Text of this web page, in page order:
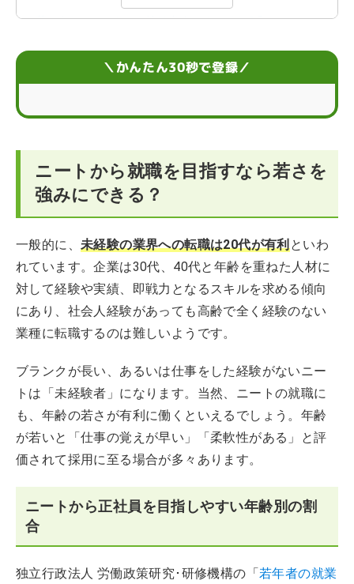
若いうちにニートから抜け出すためにできる3つのこと
＼かんたん30秒で登録／
ニートから就職を目指すなら若さを
強みにできる？
一般的に、 未経験の業界への転職は20代が有利といわ
れています。企業は30代、40代と年齢を重ねた人材に
対して経験や実績、即戦力となるスキルを求める傾向
にあり、社会人経験があっても高齢で全く経験のない
業種に転職するのは難しいようです。
ブランクが長い、あるいは仕事をした経験がないニー
トは「未経験者」になります。当然、ニートの就職に
も、年齢の若さが有利に働くといえるでしょう。年齢
が若いと「仕事の覚えが早い」「柔軟性がある」と評
価されて採用に至る場合が多々あります。
ニートから正社員を目指しやすい年齢別の割
合
独立行政法人 労働政策研究･研修機構の「若年者の就業